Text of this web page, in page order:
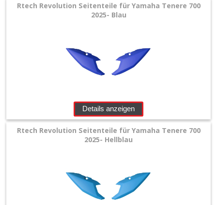
Rtech Revolution Seitenteile für Yamaha Tenere 700
2025- Blau
Details anzeigen
Rtech Revolution Seitenteile für Yamaha Tenere 700
2025- Hellblau